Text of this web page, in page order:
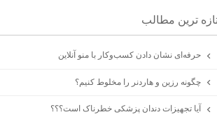
ترين مطالب
حرفه‌ای نشان دادن کسب‌وکار با منو آنلاین
چگونه رزین و هاردنر را مخلوط کنیم؟
آیا تجهیزات دندان پزشکی خطرناک است؟؟؟